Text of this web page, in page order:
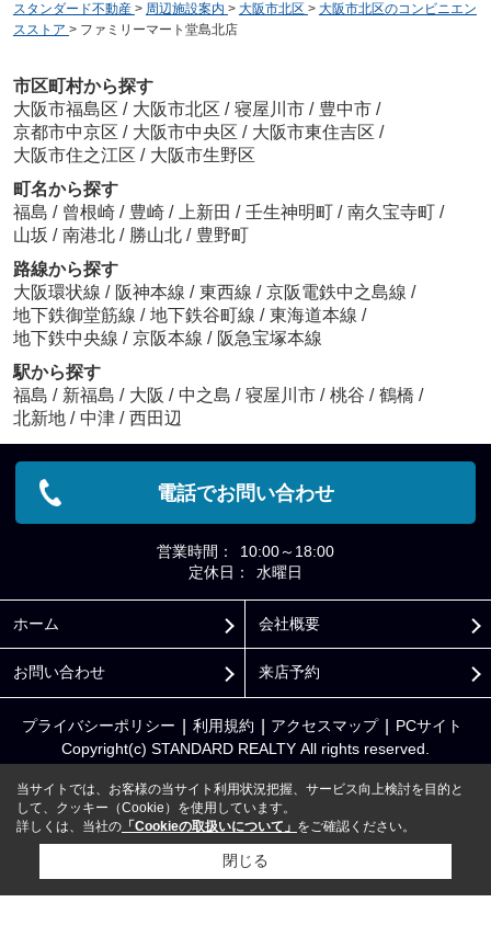
スタンダード不動産 > 周辺施設案内 > 大阪市北区 > 大阪市北区のコンビニエン
スストア > ファミリーマート堂島北店
市区町村から探す
大阪市福島区 / 大阪市北区 / 寝屋川市 / 豊中市 /
京都市中京区 / 大阪市中央区 / 大阪市東住吉区 /
大阪市住之江区 / 大阪市生野区
町名から探す
福島 / 曾根崎 / 豊崎 / 上新田 / 壬生神明町 / 南久宝寺町 /
山坂 / 南港北 / 勝山北 / 豊野町
路線から探す
大阪環状線 / 阪神本線 / 東西線 / 京阪電鉄中之島線 /
地下鉄御堂筋線 / 地下鉄谷町線 / 東海道本線 /
地下鉄中央線 / 京阪本線 / 阪急宝塚本線
駅から探す
福島 / 新福島 / 大阪 / 中之島 / 寝屋川市 / 桃谷 / 鶴橋 /
北新地 / 中津 / 西田辺
電話でお問い合わせ
営業時間：
10:00～18:00
定休日：
水曜日
ホーム 会社概要
お問い合わせ 来店予約
プライバシーポリシー 利用規約 アクセスマップ PCサイト
Copyright(c) STANDARD REALTY All rights reserved.
当サイトでは、お客様の当サイト利用状況把握、サービス向上検討を目的と
して、クッキー（Cookie）を使用しています。
詳しくは、当社の 「Cookieの取扱いについて」 をご確認ください。
閉じる